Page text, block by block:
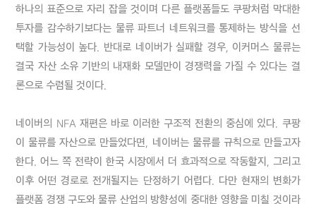
하나의 표준으로 자리 잡을 것이며 다른 플랫폼들도 쿠팡처럼 막대한
투자를 감수하기보다는 물류 파트너 네트워크를 통제하는 방식을 선
택할 가능성이 높다. 반대로 네이버가 실패할 경우, 이커머스 물류는
결국 자산 소유 기반의 내재화 모델만이 경쟁력을 가질 수 있다는 결
론으로 수렴될 것이다.
네이버의 NFA 재편은 바로 이러한 구조적 전환의 중심에 있다. 쿠팡
이 물류를 자산으로 만들었다면, 네이버는 물류를 규칙으로 만들고자
한다. 어느 쪽 전략이 한국 시장에서 더 효과적으로 작동할지, 그리고
이후 어떤 경로로 전개될지는 단정하기 어렵다. 다만 현재의 변화가
플랫폼 경쟁 구도와 물류 산업의 방향성에 중대한 영향을 미칠 것이라